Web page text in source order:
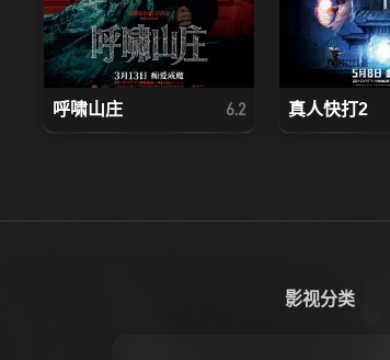
呼啸山庄 6.2 真人快打2
影视分类